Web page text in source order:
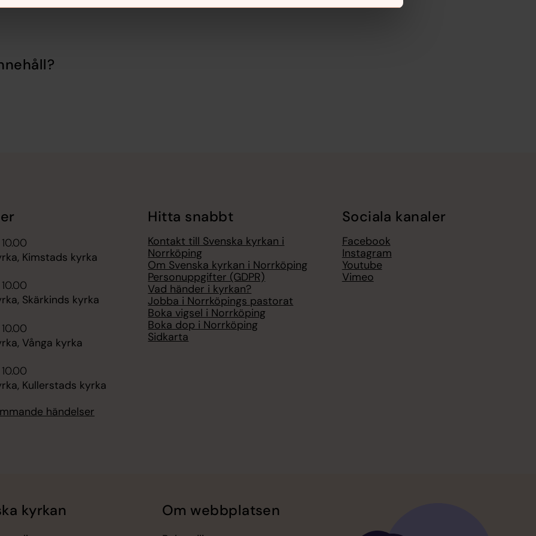
Kimstads kyrka
Skärkinds kyrka
Vånga kyrka
Kullerstads kyrka
händelser
Hitta snabbt
Kontakt till Svenska kyrkan i
Norrköping
Om Svenska kyrkan i Norrköping
Personuppgifter (GDPR)
Vad händer i kyrkan?
Jobba i Norrköpings pastorat
Boka vigsel i Norrköping
Boka dop i Norrköping
Sidkarta
Sociala kanaler
Facebook
Instagram
Youtube
Vimeo
kyrkan Om webbplatsen